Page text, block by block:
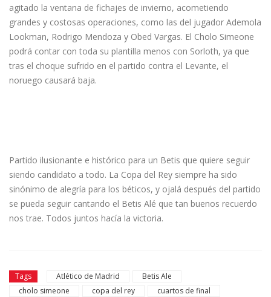
agitado la ventana de fichajes de invierno, acometiendo
grandes y costosas operaciones, como las del jugador Ademola
Lookman, Rodrigo Mendoza y Obed Vargas. El Cholo Simeone
podrá contar con toda su plantilla menos con Sorloth, ya que
tras el choque sufrido en el partido contra el Levante, el
noruego causará baja.
Partido ilusionante e histórico para un Betis que quiere seguir
siendo candidato a todo. La Copa del Rey siempre ha sido
sinónimo de alegría para los béticos, y ojalá después del partido
se pueda seguir cantando el Betis Alé que tan buenos recuerdo
nos trae. Todos juntos hacía la victoria.
Tags Atlético de Madrid
Betis Ale
cholo simeone
copa del rey
cuartos de final